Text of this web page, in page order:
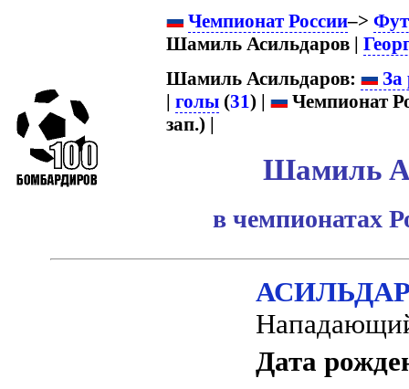
Чемпионат России–>
Шамиль Асильдаров |
Шамиль Асильдаров:
За
| голы (31) |
Чемпионат
зап.) |
Шамиль
в чемпионатах
Дата